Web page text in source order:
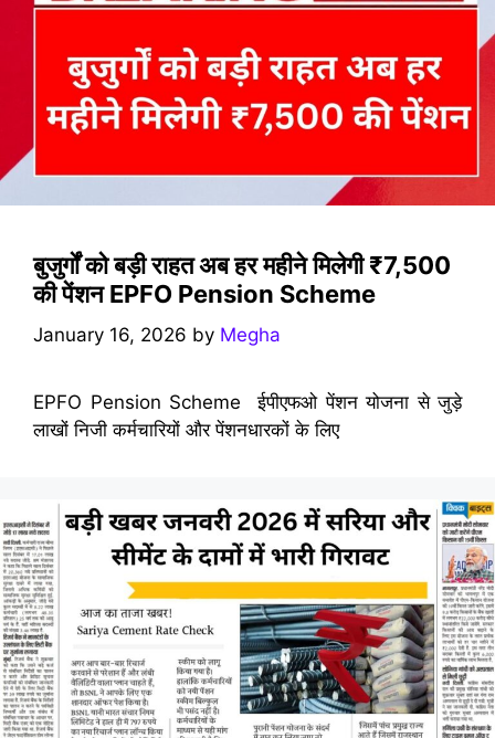
बुजुर्गों को बड़ी राहत अब हर महीने मिलेगी ₹7,500
की पेंशन EPFO Pension Scheme
January 16, 2026 by Megha
EPFO Pension Scheme ईपीएफओ पेंशन योजना से जुड़े
लाखों निजी कर्मचारियों और पेंशनधारकों के लिए